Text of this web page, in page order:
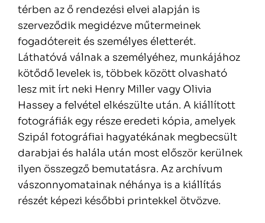
térben az ő rendezési elvei alapján is
szerveződik megidézve műtermeinek
fogadótereit és személyes életterét.
Láthatóvá válnak a személyéhez, munkájához
kötődő levelek is, többek között olvasható
lesz mit írt neki Henry Miller vagy Olivia
Hassey a felvétel elkészülte után. A kiállított
fotográfiák egy része eredeti kópia, amelyek
Szipál fotográfiai hagyatékának megbecsült
darabjai és halála után most először kerülnek
ilyen összegző bemutatásra. Az archívum
vászonnyomatainak néhánya is a kiállítás
részét képezi későbbi printekkel ötvözve.